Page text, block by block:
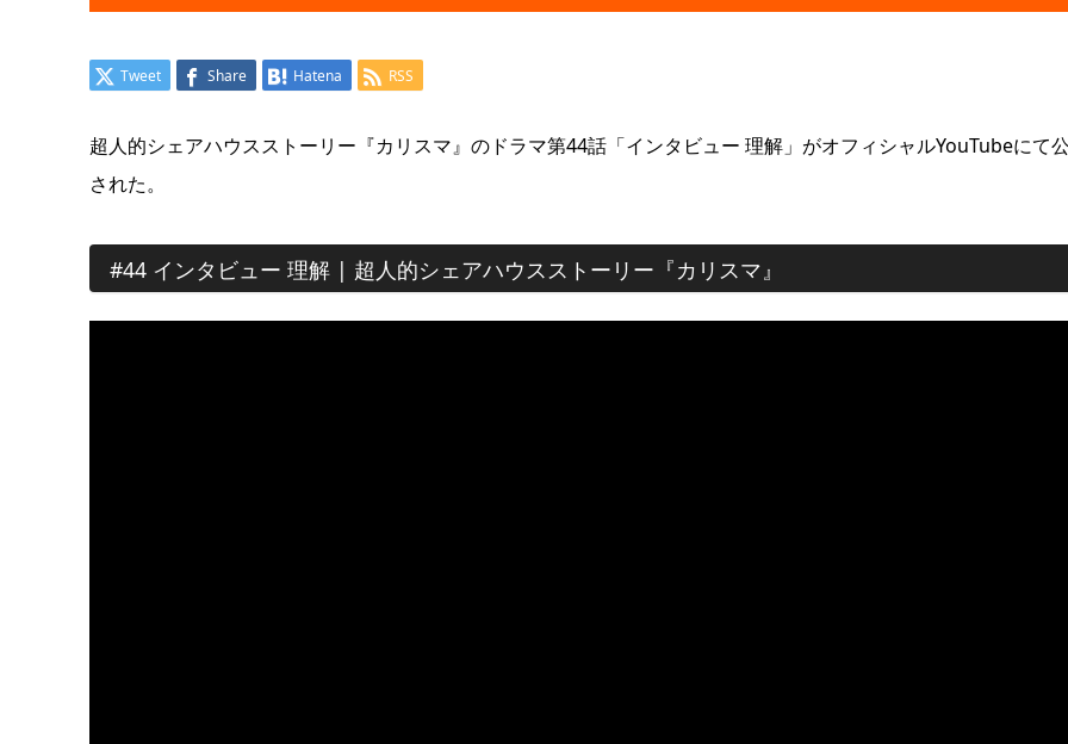
Tweet Share Hatena RSS
超人的シェアハウスストーリー『カリスマ』のドラマ第44話「インタビュー 理解」がオフィシャルYouTubeにて
された。
#44 インタビュー 理解 | 超人的シェアハウスストーリー『カリスマ』